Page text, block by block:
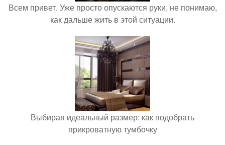
Всем привет. Уже просто опускаются руки, не понимаю,
как дальше жить в этой ситуации.
Выбирая идеальный размер: как подобрать
прикроватную тумбочку